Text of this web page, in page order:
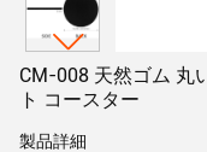
CM-008 天然ゴム 丸
ト コースター
製品詳細